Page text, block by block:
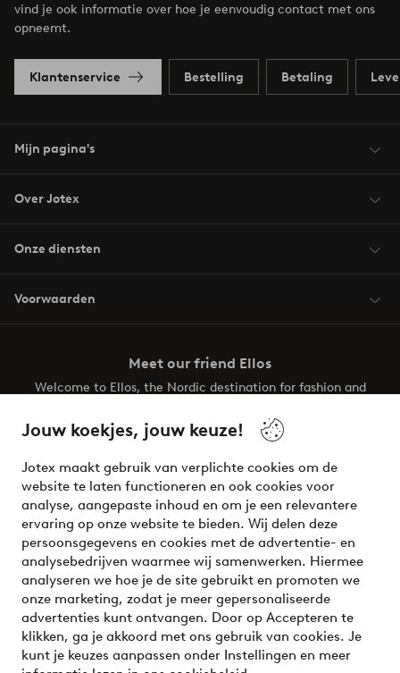
Jouw koekjes, jouw keuze!
Jotex maakt gebruik van verplichte cookies om de
website te laten functioneren en ook cookies voor
analyse, aangepaste inhoud en om je een relevantere
ervaring op onze website te bieden. Wij delen deze
persoonsgegevens en cookies met de advertentie- en
analysebedrijven waarmee wij samenwerken. Hiermee
analyseren we hoe je de site gebruikt en promoten we
onze marketing, zodat je meer gepersonaliseerde
advertenties kunt ontvangen. Door op Accepteren te
klikken, ga je akkoord met ons gebruik van cookies. Je
kunt je keuzes aanpassen onder Instellingen en meer
vind je ook informatie over hoe je eenvoudig contact met ons
opneemt.
Klantenservice Bestelling Betaling
Mijn pagina's
Over Jotex
Onze diensten
Voorwaarden
Meet our friend Ellos
Welcome to Ellos, the Nordic destination for fashion and
your wardrobe. Your next inspiring look is here!
Veilig betalen - Nu betalen of opsplitsen
Wil je meer weten over onze betaalopties?